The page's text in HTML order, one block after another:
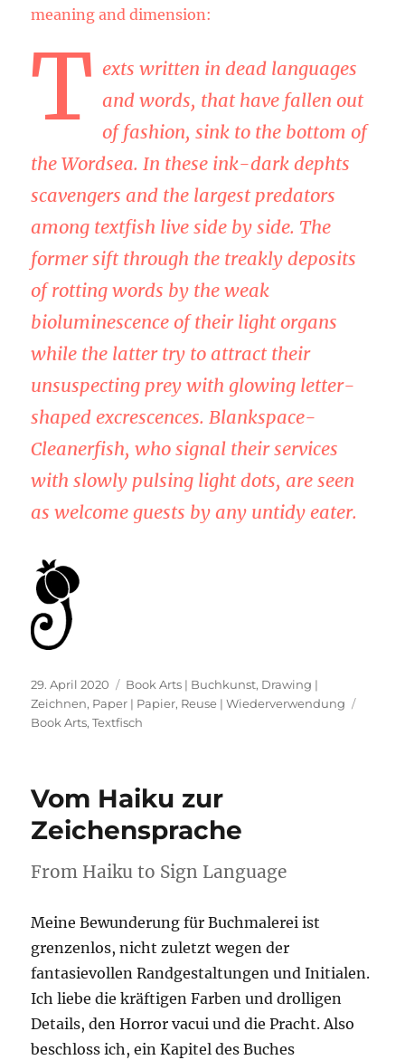
meaning and dimension:
T exts written in dead languages
and words, that have fallen out
of fashion, sink to the bottom of
the Wordsea. In these ink-dark dephts
scavengers and the largest predators
among textfish live side by side. The
former sift through the treakly deposits
of rotting words by the weak
bioluminescence of their light organs
while the latter try to attract their
unsuspecting prey with glowing letter-
shaped excrescences. Blankspace-
Cleanerfish, who signal their services
with slowly pulsing light dots, are seen
as welcome guests by any untidy eater.
Veröffentlicht
am
29. April 2020 Kategorien
Book Arts | Buchkunst, Drawing |
Zeichnen, Paper | Papier, Reuse | Wiederverwendung
Book Arts,Textfisch
Vom Haiku zur
Zeichensprache
From Haiku to Sign Language
Meine Bewunderung für Buchmalerei ist
grenzenlos, nicht zuletzt wegen der
fantasievollen Randgestaltungen und Initialen.
Ich liebe die kräftigen Farben und drolligen
Details, den Horror vacui und die Pracht. Also
beschloss ich, ein Kapitel des Buches